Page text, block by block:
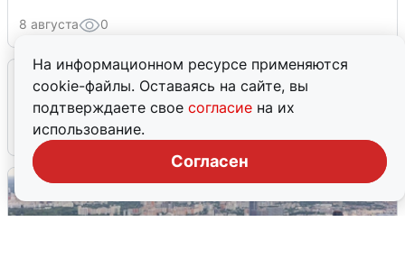
На информационном ресурсе применяются
cookie-файлы. Оставаясь на сайте, вы
подтверждаете свое согласие на их
использование.
Согласен
8 августа 0